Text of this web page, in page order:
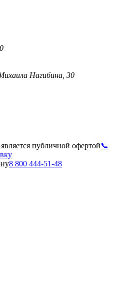
Нагибина, 30
публичной офертой📞
8 800 444-51-48